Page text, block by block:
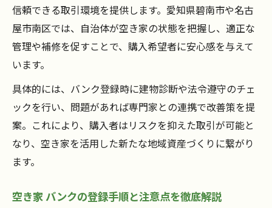
信頼できる取引環境を提供します。愛知県碧南市や名古
屋市南区では、自治体が空き家の状態を把握し、適正な
管理や補修を促すことで、購入希望者に安心感を与えて
います。
具体的には、バンク登録時に建物診断や法令遵守のチェ
ックを行い、問題があれば専門家との連携で改善策を提
案。これにより、購入者はリスクを抑えた取引が可能と
なり、空き家を活用した新たな地域資産づくりに繋がり
ます。
空き家 バンクの登録手順と注意点を徹底解説